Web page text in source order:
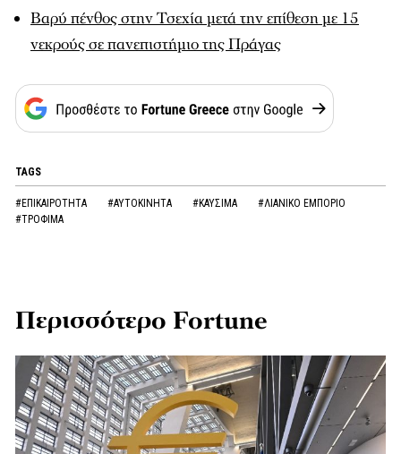
Βαρύ πένθος στην Τσεχία μετά την επίθεση με 15
νεκρούς σε πανεπιστήμιο της Πράγας
TAGS
#ΕΠΙΚΑΙΡΟΤΗΤΑ #ΑΥΤΟΚΙΝΗΤΑ #ΚΑΥΣΙΜΑ
#ΛΙΑΝΙΚΟ ΕΜΠΟΡΙΟ
#ΤΡΟΦΙΜΑ
Περισσότερο Fortune